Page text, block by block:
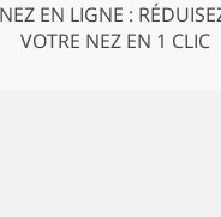
EN LIGNE :
VOTRE NEZ EN 1 CLIC